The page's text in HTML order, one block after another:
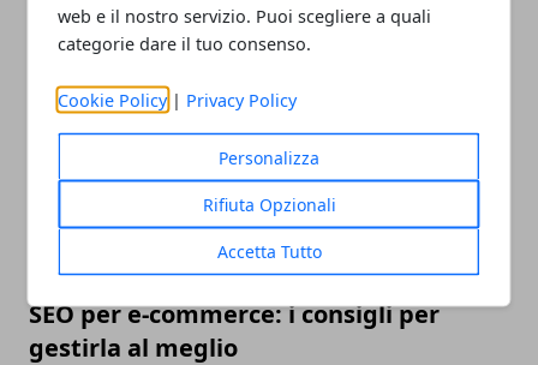
web e il nostro servizio. Puoi scegliere a quali
categorie dare il tuo consenso.
Cookie Policy | Privacy Policy
Personalizza
Rifiuta Opzionali
Accetta Tutto
Linea di moda: gli errori da non fare
prima del lancio
SEO per e-commerce: i consigli per
gestirla al meglio